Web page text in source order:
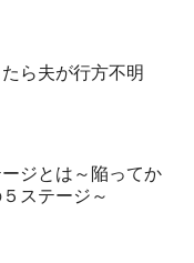
ら夫が行方不明
ジとは～陥ってか
ステージ～